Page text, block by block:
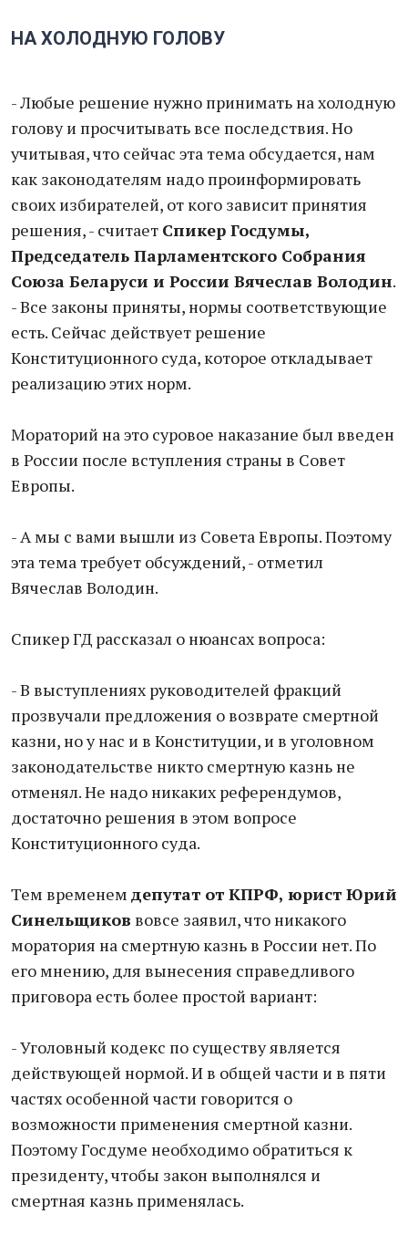
НА ХОЛОДНУЮ ГОЛОВУ
- Любые решение нужно принимать на холодную
голову и просчитывать все последствия. Но
учитывая, что сейчас эта тема обсудается, нам
как законодателям надо проинформировать
своих избирателей, от кого зависит принятия
решения, - считает Спикер Госдумы,
Председатель Парламентского Собрания
Союза Беларуси и России Вячеслав Володин.
- Все законы приняты, нормы соответствующие
есть. Сейчас действует решение
Конституционного суда, которое откладывает
реализацию этих норм.
Мораторий на это суровое наказание был введен
в России после вступления страны в Совет
Европы.
- А мы с вами вышли из Совета Европы. Поэтому
эта тема требует обсуждений, - отметил
Вячеслав Володин.
Спикер ГД рассказал о нюансах вопроса:
- В выступлениях руководителей фракций
прозвучали предложения о возврате смертной
казни, но у нас и в Конституции, и в уголовном
законодательстве никто смертную казнь не
отменял. Не надо никаких референдумов,
достаточно решения в этом вопросе
Конституционного суда.
Тем временем депутат от КПРФ, юрист Юрий
Синельщиков вовсе заявил, что никакого
моратория на смертную казнь в России нет. По
его мнению, для вынесения справедливого
приговора есть более простой вариант:
- Уголовный кодекс по существу является
действующей нормой. И в общей части и в пяти
частях особенной части говорится о
возможности применения смертной казни.
Поэтому Госдуме необходимо обратиться к
президенту, чтобы закон выполнялся и
смертная казнь применялась.